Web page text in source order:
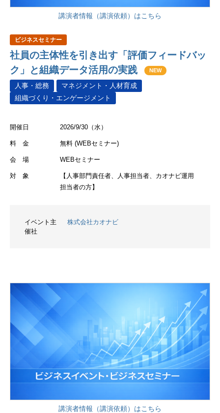
講演者情報（講演依頼）はこちら
ビジネスセミナー
社員の主体性を引き出す「評価フィードバッ
ク」と組織データ活用の実践
NEW
人事・総務
マネジメント・人材育成
組織づくり・エンゲージメント
開催日 2026/9/30（水）
料 金 無料 (WEBセミナー)
会 場 WEBセミナー
対 象
【人事部門責任者、人事担当者、カオナビ運用
担当者の方】
イベント主
催社
株式会社カオナビ
講演者情報（講演依頼）はこちら